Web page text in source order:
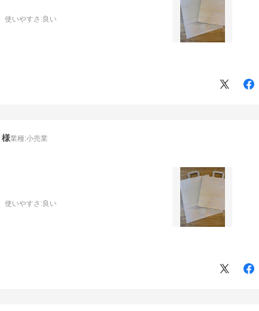
使いやすさ :良い
使いやすさ :良い
業種:小売業